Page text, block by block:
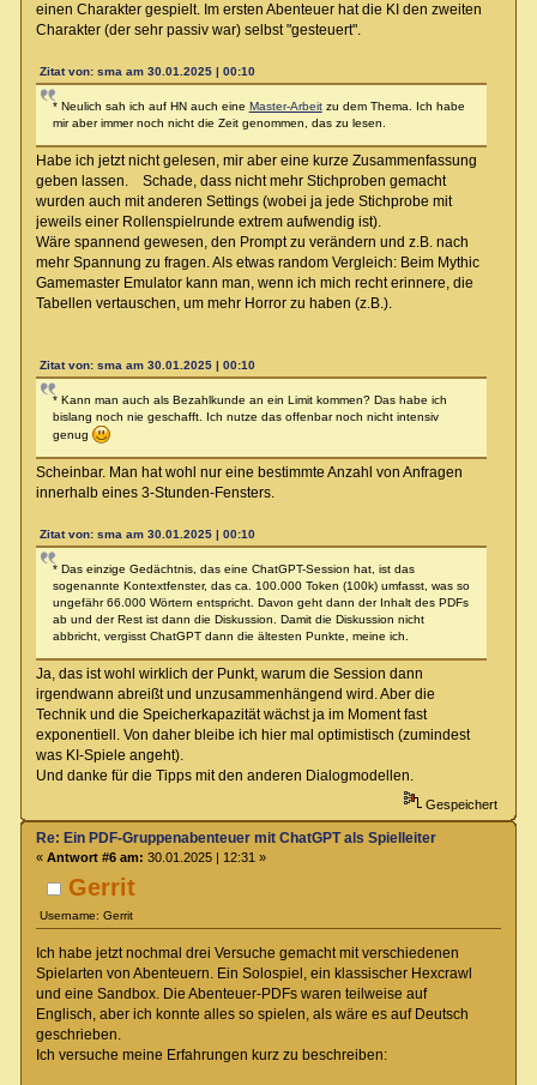
einen Charakter gespielt. Im ersten Abenteuer hat die KI den zweiten
Charakter (der sehr passiv war) selbst "gesteuert".
Zitat von: sma am 30.01.2025 | 00:10
* Neulich sah ich auf HN auch eine Master-Arbeitzu dem Thema. Ich habe
mir aber immer noch nicht die Zeit genommen, das zu lesen.
Habe ich jetzt nicht gelesen, mir aber eine kurze Zusammenfassung
geben lassen. Schade, dass nicht mehr Stichproben gemacht
wurden auch mit anderen Settings (wobei ja jede Stichprobe mit
jeweils einer Rollenspielrunde extrem aufwendig ist).
Wäre spannend gewesen, den Prompt zu verändern und z.B. nach
mehr Spannung zu fragen. Als etwas random Vergleich: Beim Mythic
Gamemaster Emulator kann man, wenn ich mich recht erinnere, die
Tabellen vertauschen, um mehr Horror zu haben (z.B.).
Zitat von: sma am 30.01.2025 | 00:10
* Kann man auch als Bezahlkunde an ein Limit kommen? Das habe ich
bislang noch nie geschafft. Ich nutze das offenbar noch nicht intensiv
genug
Scheinbar. Man hat wohl nur eine bestimmte Anzahl von Anfragen
innerhalb eines 3-Stunden-Fensters.
Zitat von: sma am 30.01.2025 | 00:10
* Das einzige Gedächtnis, das eine ChatGPT-Session hat, ist das
sogenannte Kontextfenster, das ca. 100.000 Token (100k) umfasst, was so
ungefähr 66.000 Wörtern entspricht. Davon geht dann der Inhalt des PDFs
ab und der Rest ist dann die Diskussion. Damit die Diskussion nicht
abbricht, vergisst ChatGPT dann die ältesten Punkte, meine ich.
Ja, das ist wohl wirklich der Punkt, warum die Session dann
irgendwann abreißt und unzusammenhängend wird. Aber die
Technik und die Speicherkapazität wächst ja im Moment fast
exponentiell. Von daher bleibe ich hier mal optimistisch (zumindest
was KI-Spiele angeht).
Und danke für die Tipps mit den anderen Dialogmodellen.
Gespeichert
Gerrit
Username: Gerrit
Re: Ein PDF-Gruppenabenteuer mit ChatGPT als Spielleiter
« Antwort #6 am: 30.01.2025 | 12:31 »
Ich habe jetzt nochmal drei Versuche gemacht mit verschiedenen
Spielarten von Abenteuern. Ein Solospiel, ein klassischer Hexcrawl
und eine Sandbox. Die Abenteuer-PDFs waren teilweise auf
Englisch, aber ich konnte alles so spielen, als wäre es auf Deutsch
geschrieben.
Ich versuche meine Erfahrungen kurz zu beschreiben: